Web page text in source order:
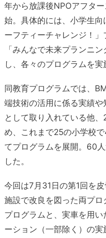
年から放課後NPOアフタ
始。具体的には、小学生
ーフティーチャレンジ！
「みんなで未来プランニ
し、各々のプログラムを実
同教育プログラムでは、
端技術の活用に係る実績
として取り入れている他
め、これまで25の小学校
てプログラムを展開。60
した。
今回は7月31日の第1回を
施設で改良を図った両プ
プログラムと、実車を用
ーション（一部除く）の実